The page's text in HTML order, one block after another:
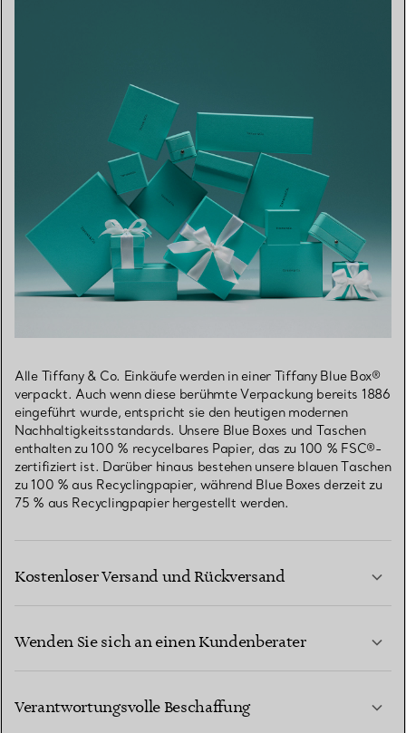
Alle Tiffany & Co. Einkäufe werden in einer Tiffany Blue Box®
verpackt. Auch wenn diese berühmte Verpackung bereits 1886
eingeführt wurde, entspricht sie den heutigen modernen
Nachhaltigkeitsstandards. Unsere Blue Boxes und Taschen
enthalten zu 100 % recycelbares Papier, das zu 100 % FSC®-
zertifiziert ist. Darüber hinaus bestehen unsere blauen Taschen
zu 100 % aus Recyclingpapier, während Blue Boxes derzeit zu
75 % aus Recyclingpapier hergestellt werden.
Kostenloser Versand und Rückversand
Wenden Sie sich an einen Kundenberater
Verantwortungsvolle Beschaffung